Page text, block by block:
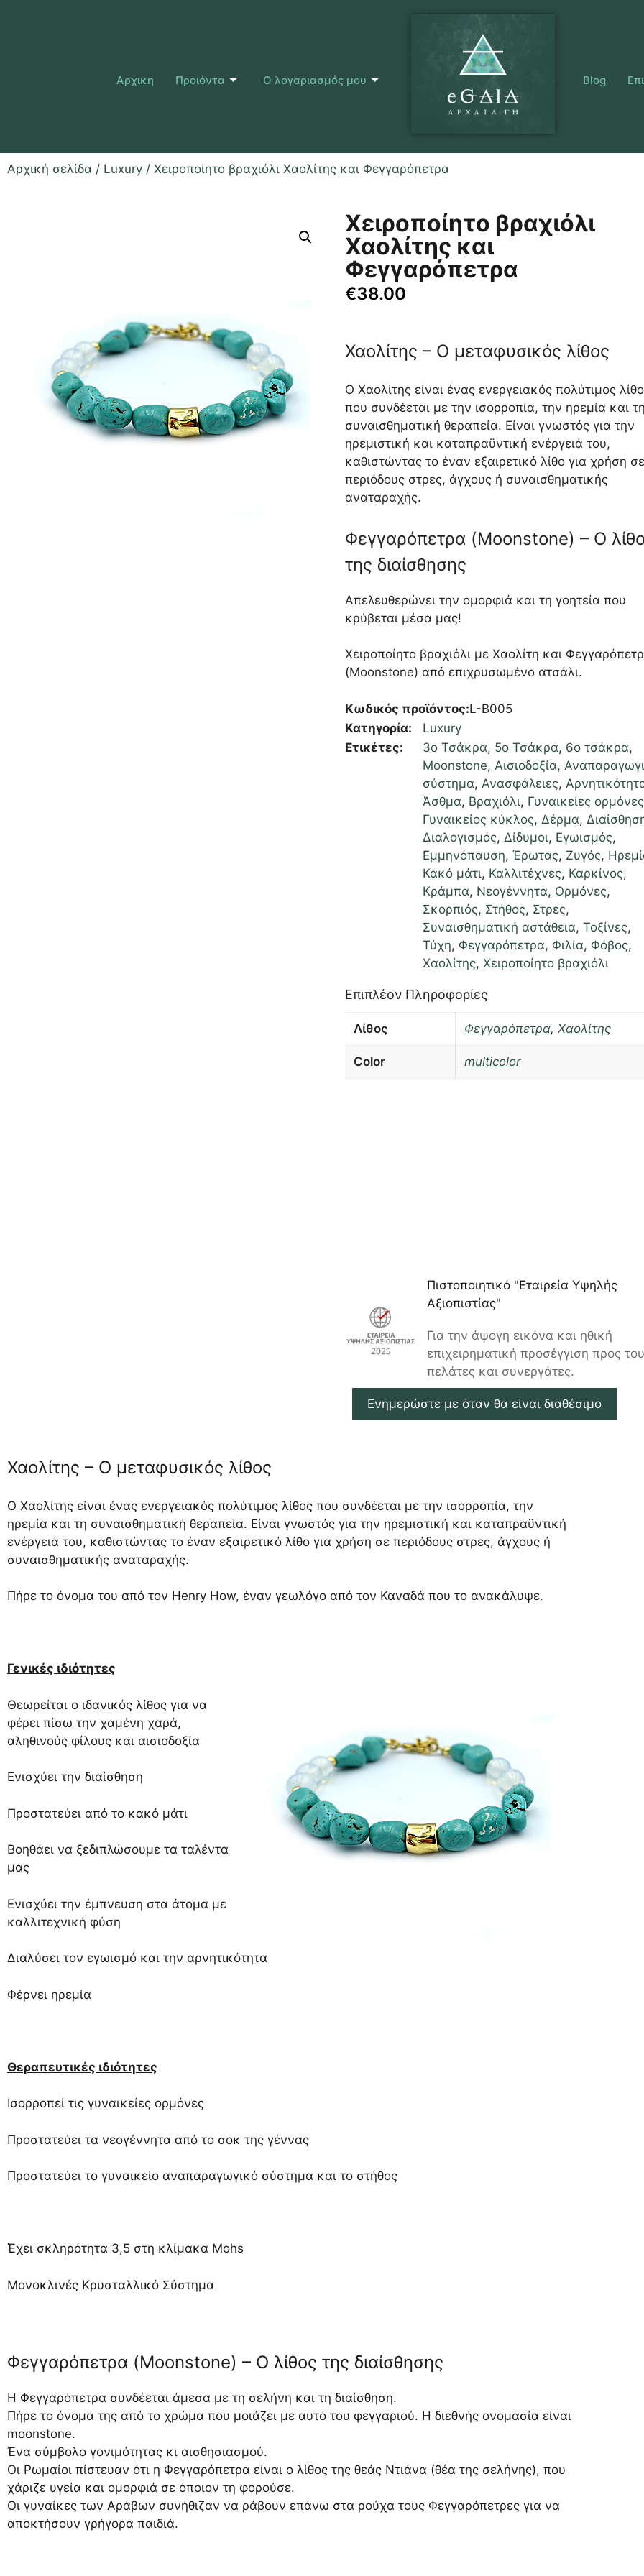
Αρχικη Προιόντα Ο λογαριασμός μου Blog
Αρχική σελίδα / Luxury / Χειροποίητο βραχιόλι Χαολίτης και Φεγγαρόπετρα
Χειροποίητο βραχιόλι
Χαολίτης και
Φεγγαρόπετρα
€38.00
Χαολίτης – Ο μεταφυσικός λίθος
Ο Χαολίτης είναι ένας ενεργειακός πολύτιμος
που συνδέεται με την ισορροπία, την ηρεμία και
συναισθηματική θεραπεία. Είναι γνωστός για την
ηρεμιστική και καταπραϋντική ενέργειά του,
καθιστώντας το έναν εξαιρετικό λίθο για χρήση
περιόδους στρες, άγχους ή συναισθηματικής
αναταραχής.
Φεγγαρόπετρα (Moonstone) – Ο
της διαίσθησης
Απελευθερώνει την ομορφιά και τη γοητεία που
κρύβεται μέσα μας!
Χειροποίητο βραχιόλι με Χαολίτη και
(Moonstone) από επιχρυσωμένο ατσάλι.
Κωδικός προϊόντος:L-B005
Κατηγορία:
Luxury
Ετικέτες:
3ο Τσάκρα, 5ο Τσάκρα, 6ο τσάκρα,
Moonstone, Αισιοδοξία,
σύστημα, Ανασφάλειες,
Άσθμα, Βραχιόλι, Γυναικείες ορμόνες
Γυναικείος κύκλος, Δέρμα,
Διαλογισμός, Δίδυμοι, Εγωισμός,
Εμμηνόπαυση,Έρωτας, Ζυγός,
Κακό μάτι, Καλλιτέχνες, Καρκίνος,
Κράμπα, Νεογέννητα, Ορμόνες,
Σκορπιός, Στήθος, Στρες,
Συναισθηματική αστάθεια,Τοξίνες,
Τύχη, Φεγγαρόπετρα, Φιλία, Φόβος,
Χαολίτης,Χειροποίητο βραχιόλι
Επιπλέον Πληροφορίες
Λίθος Φεγγαρόπετρα,Χαολίτης
Color multicolor
Πιστοποιητικό "Εταιρεία Υψηλής
Αξιοπιστίας"
Για την άψογη εικόνα και ηθική
επιχειρηματική προσέγγιση προς
πελάτες και συνεργάτες.
Ενημερώστε με όταν θα είναι διαθέσιμο
Χαολίτης – Ο μεταφυσικός λίθος
Ο Χαολίτης είναι ένας ενεργειακός πολύτιμος λίθος που συνδέεται με την ισορροπία, την
ηρεμία και τη συναισθηματική θεραπεία. Είναι γνωστός για την ηρεμιστική και καταπραϋντική
ενέργειά του, καθιστώντας το έναν εξαιρετικό λίθο για χρήση σε περιόδους στρες, άγχους ή
συναισθηματικής αναταραχής.
Πήρε το όνομα του από τον Henry How, έναν γεωλόγο από τον Καναδά που το ανακάλυψε.
Γενικές ιδιότητες
Θεωρείται ο ιδανικός λίθος για να
φέρει πίσω την χαμένη χαρά,
αληθινούς φίλους και αισιοδοξία
Ενισχύει την διαίσθηση
Προστατεύει από το κακό μάτι
Βοηθάει να ξεδιπλώσουμε τα ταλέντα
μας
Ενισχύει την έμπνευση στα άτομα με
καλλιτεχνική φύση
Διαλύσει τον εγωισμό και την αρνητικότητα
Φέρνει ηρεμία
Θεραπευτικές ιδιότητες
Ισορροπεί τις γυναικείες ορμόνες
Προστατεύει τα νεογέννητα από το σοκ της γέννας
Προστατεύει το γυναικείο αναπαραγωγικό σύστημα και το στήθος
Έχει σκληρότητα 3,5 στη κλίμακα Mohs
Μονοκλινές Κρυσταλλικό Σύστημα
Φεγγαρόπετρα (Moonstone) – Ο λίθος της διαίσθησης
Η Φεγγαρόπετρα συνδέεται άμεσα με τη σελήνη και τη διαίσθηση.
Πήρε το όνομα της από το χρώμα που μοιάζει με αυτό του φεγγαριού. Η διεθνής ονομασία είναι
moonstone.
Ένα σύμβολο γονιμότητας κι αισθησιασμού.
Οι Ρωμαίοι πίστευαν ότι η Φεγγαρόπετρα είναι ο λίθος της θεάς Ντιάνα (θέα της σελήνης), που
χάριζε υγεία και ομορφιά σε όποιον τη φορούσε.
Οι γυναίκες των Αράβων συνήθιζαν να ράβουν επάνω στα ρούχα τους Φεγγαρόπετρες για να
αποκτήσουν γρήγορα παιδιά.